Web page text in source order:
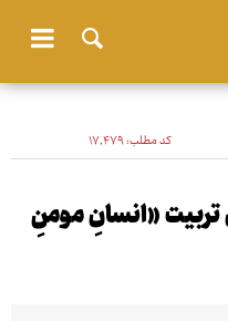
کد مطلب:۱۷٬۴۷۹
«انسانِ مومنِ